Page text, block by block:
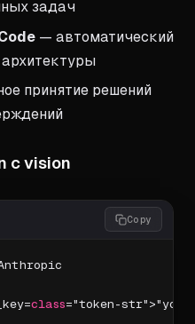
задач
— автоматический
принятие решений
с vision
class="token-
Copy